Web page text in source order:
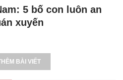
5 bố con luôn an
xuyến
BÀI VIẾT